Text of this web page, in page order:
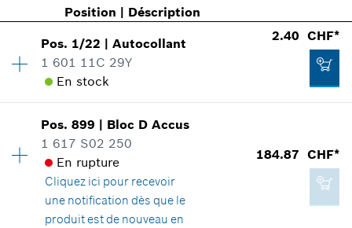
Position | Déscription
Pos. 1/22 |Autocollant
1 601 11C 29Y
En stock
2.40 CHF*
Quantité 1
Groupe de prix
Informations pièces détachées
Adaptable sur outils
Positionner dans la vue éclatée
Pos.899 | Bloc D Accus
1 617 S02 250
En rupture
Cliquez ici pour recevoir
une notification dès que le
produit est de nouveau en
184.87 CHF*